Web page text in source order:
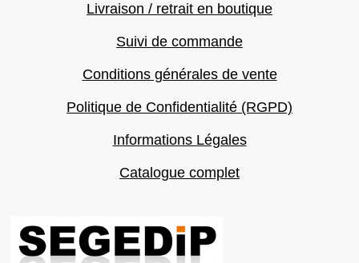
Livraison / retrait en boutique
Suivi de commande
Conditions générales de vente
Politique de Confidentialité (RGPD)
Informations Légales
Catalogue complet